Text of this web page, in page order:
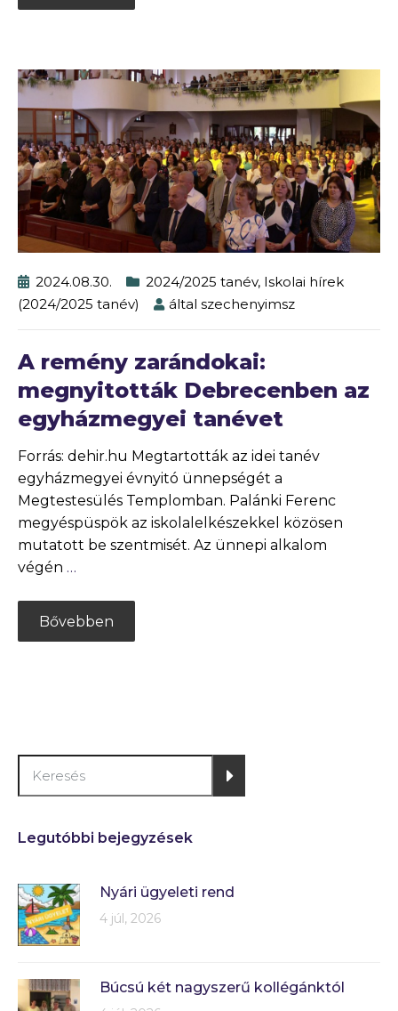
2024.08.30. 2024/2025 tanév, Iskolai hírek
(2024/2025 tanév)
által szechenyimsz
A remény zarándokai:
megnyitották Debrecenben az
egyházmegyei tanévet
Forrás: dehir.hu Megtartották az idei tanév
egyházmegyei évnyitó ünnepségét a
Megtestesülés Templomban. Palánki Ferenc
megyéspüspök az iskolalelkészekkel közösen
mutatott be szentmisét. Az ünnepi alkalom
végén …
Bővebben
Legutóbbi bejegyzések
Nyári ügyeleti rend
4 júl, 2026
Búcsú két nagyszerű kollégánktól